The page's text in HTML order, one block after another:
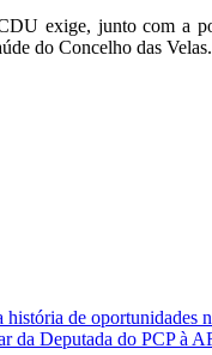
exige, junto com a
do Concelho das Velas.
de oportunidades
da Deputada do PCP à